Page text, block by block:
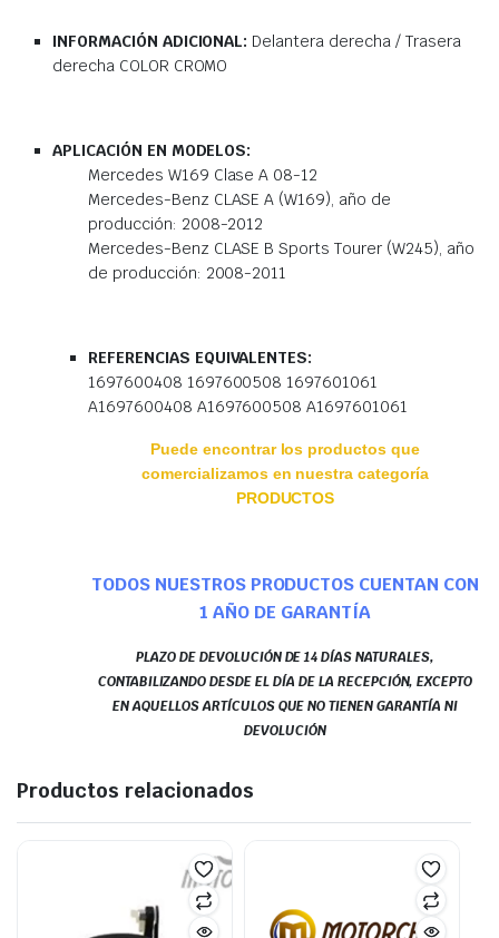
INFORMACIÓN ADICIONAL: Delantera derecha / Trasera
derecha COLOR CROMO
APLICACIÓN EN MODELOS:
Mercedes W169 Clase A 08-12
Mercedes-Benz CLASE A (W169), año de
producción: 2008-2012
Mercedes-Benz CLASE B Sports Tourer (W245), año
de producción: 2008-2011
REFERENCIAS EQUIVALENTES:
1697600408 1697600508 1697601061
A1697600408 A1697600508 A1697601061
Puede encontrar los productos que
comercializamos en nuestra categoría
PRODUCTOS
TODOS NUESTROS PRODUCTOS CUENTAN CON
1 AÑO DE GARANTÍA
PLAZO DE DEVOLUCIÓN DE 14 DÍAS NATURALES,
CONTABILIZANDO DESDE EL DÍA DE LA RECEPCIÓN, EXCEPTO
EN AQUELLOS ARTÍCULOS QUE NO TIENEN GARANTÍA NI
DEVOLUCIÓN
Productos relacionados